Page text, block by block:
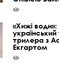
«Хижі
трилера з
Екгартом